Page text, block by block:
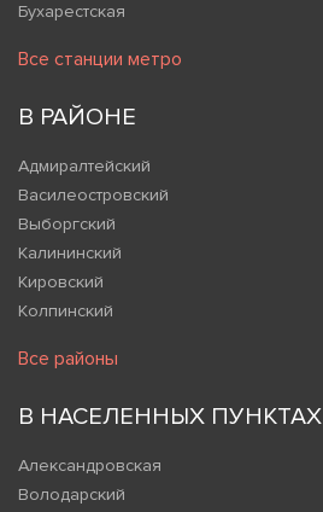
Бухарестская
Все станции метро
В РАЙОНЕ
Адмиралтейский
Василеостровский
Выборгский
Калининский
Кировский
Колпинский
Все районы
В НАСЕЛЕННЫХ ПУНКТАХ
Александровская
Володарский